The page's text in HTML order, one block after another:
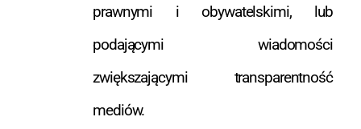
prawnymi i obywatelskimi, lub
podającymi wiadomości
zwiększającymi transparentność
mediów.